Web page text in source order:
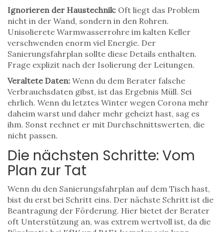
Ignorieren der Haustechnik: Oft liegt das Problem
nicht in der Wand, sondern in den Rohren.
Unisolierete Warmwasserrohre im kalten Keller
verschwenden enorm viel Energie. Der
Sanierungsfahrplan sollte diese Details enthalten.
Frage explizit nach der Isolierung der Leitungen.
Veraltete Daten: Wenn du dem Berater falsche
Verbrauchsdaten gibst, ist das Ergebnis Müll. Sei
ehrlich. Wenn du letztes Winter wegen Corona mehr
daheim warst und daher mehr geheizt hast, sag es
ihm. Sonst rechnet er mit Durchschnittswerten, die
nicht passen.
Die nächsten Schritte: Vom
Plan zur Tat
Wenn du den Sanierungsfahrplan auf dem Tisch hast,
bist du erst bei Schritt eins. Der nächste Schritt ist die
Beantragung der Förderung. Hier bietet der Berater
oft Unterstützung an, was extrem wertvoll ist, da die